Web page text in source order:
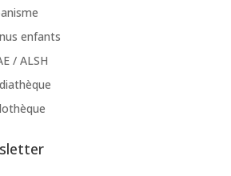
enfants
/ ALSH